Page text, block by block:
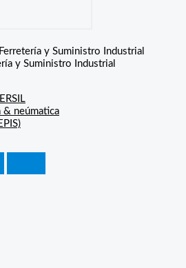
y Suministro Industrial
y Suministro Industrial
& neúmatica